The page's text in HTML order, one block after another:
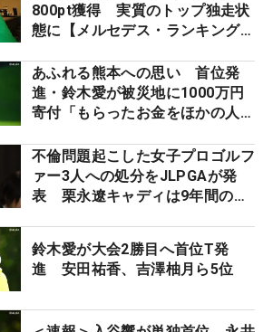
800pt獲得 実質のトップ独走状
態に【メルセデス・ランキング番
あふれる熊本への思い 首位発
進・鈴木愛が被災地に1000万円
寄付「もらったお金をほかの人
不倫問題起こした女子プロゴルフ
ァー3人への処分をJLPGAが発
表 栗永遼キャディは9年間の立
鈴木愛が大会2勝目へ首位T発
進 安田祐香、吉澤柚月ら5位